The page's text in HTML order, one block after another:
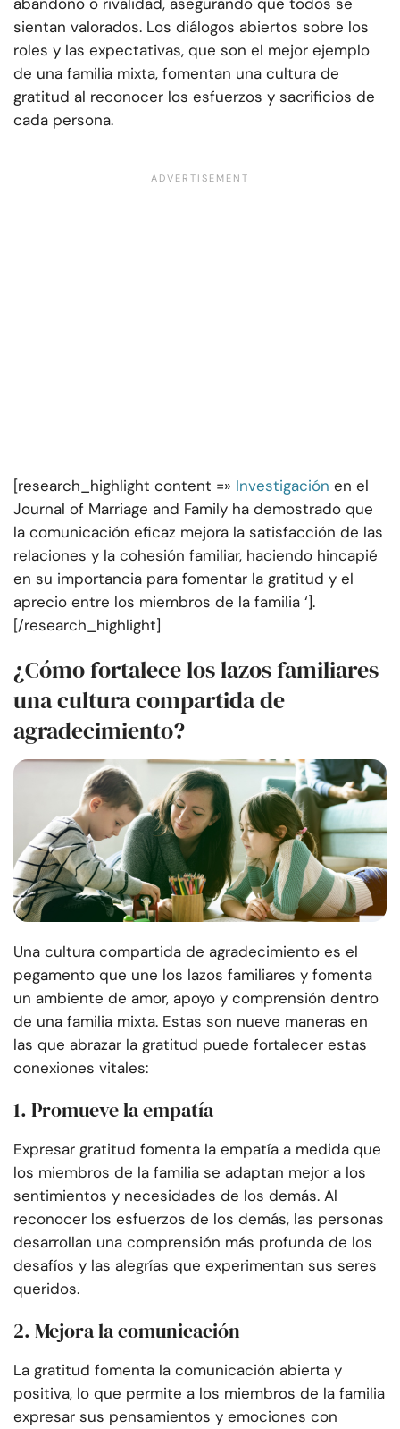
sientan valorados. Los diálogos abiertos sobre los
roles y las expectativas, que son el mejor ejemplo
de una familia mixta, fomentan una cultura de
gratitud al reconocer los esfuerzos y sacrificios de
cada persona.
[research_highlight content =» Investigación en el
Journal of Marriage and Family ha demostrado que
la comunicación eficaz mejora la satisfacción de las
relaciones y la cohesión familiar, haciendo hincapié
en su importancia para fomentar la gratitud y el
aprecio entre los miembros de la familia ‘].
[/research_highlight]
¿Cómo fortalece los lazos familiares
una cultura compartida de
agradecimiento?
Una cultura compartida de agradecimiento es el
pegamento que une los lazos familiares y fomenta
un ambiente de amor, apoyo y comprensión dentro
de una familia mixta. Estas son nueve maneras en
las que abrazar la gratitud puede fortalecer estas
conexiones vitales:
1. Promueve la empatía
Expresar gratitud fomenta la empatía a medida que
los miembros de la familia se adaptan mejor a los
sentimientos y necesidades de los demás. Al
reconocer los esfuerzos de los demás, las personas
desarrollan una comprensión más profunda de los
desafíos y las alegrías que experimentan sus seres
queridos.
2. Mejora la comunicación
La gratitud fomenta la comunicación abierta y
positiva, lo que permite a los miembros de la familia
expresar sus pensamientos y emociones con